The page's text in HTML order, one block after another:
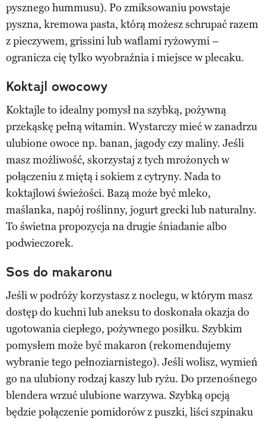
pysznego hummusu). Po zmiksowaniu powstaje
pyszna, kremowa pasta, którą możesz schrupać razem
z pieczywem, grissini lub waflami ryżowymi –
ogranicza cię tylko wyobraźnia i miejsce w plecaku.
Koktajl owocowy
Koktajle to idealny pomysł na szybką, pożywną
przekąskę pełną witamin. Wystarczy mieć w zanadrzu
ulubione owoce np. banan, jagody czy maliny. Jeśli
masz możliwość, skorzystaj z tych mrożonych w
połączeniu z miętą i sokiem z cytryny. Nada to
koktajlowi świeżości. Bazą może być mleko,
maślanka, napój roślinny, jogurt grecki lub naturalny.
To świetna propozycja na drugie śniadanie albo
podwieczorek.
Sos do makaronu
Jeśli w podróży korzystasz z noclegu, w którym masz
dostęp do kuchni lub aneksu to doskonała okazja do
ugotowania ciepłego, pożywnego posiłku. Szybkim
pomysłem może być makaron (rekomendujemy
wybranie tego pełnoziarnistego). Jeśli wolisz, wymień
go na ulubiony rodzaj kaszy lub ryżu. Do przenośnego
blendera wrzuć ulubione warzywa. Szybką opcją
będzie połączenie pomidorów z puszki, liści szpinaku